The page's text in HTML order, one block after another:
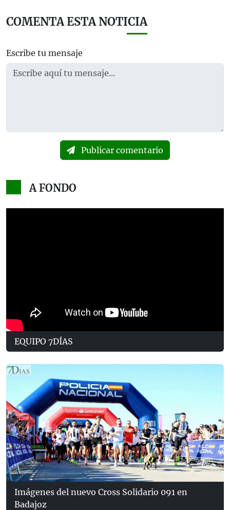
COMENTA ESTA NOTICIA
Escribe tu mensaje
Publicar comentario
A FONDO
EQUIPO 7DÍAS
Imágenes del nuevo Cross Solidario 091 en
Badajoz